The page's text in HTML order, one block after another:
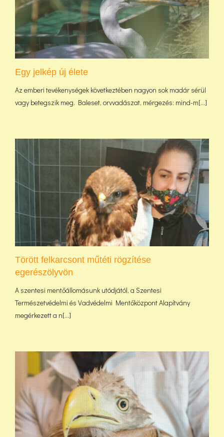
Egy jelkép új élete
Az emberi tevékenységek következtében nagyon sok madár sérül
vagy betegszik meg. Baleset, orvvadászat, mérgezés: mind-m[...]
Törött felkarcsont műtéti rögzítése
egerészölyvön
A szentesi mentőállomásunk utódjától, a Szentesi
Természetvédelmi és Vadvédelmi Mentőközpont Alapítvány
megérkezett a n[...]